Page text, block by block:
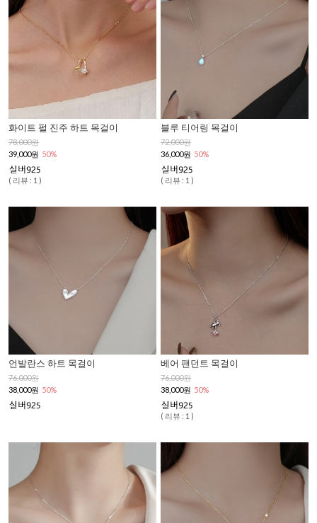
화이트 펄 진주 하트 목걸이
78,000원
39,000원 50%
( 리뷰 : 1 )
블루 티어링 목걸이
72,000원
36,000원 50%
( 리뷰 : 1 )
언발란스 하트 목걸이
76,000원
38,000원 50%
베어 팬던트 목걸이
76,000원
38,000원 50%
( 리뷰 : 1 )